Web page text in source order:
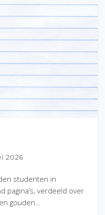
2026
studenten in
pagina’s, verdeeld over
gouden…